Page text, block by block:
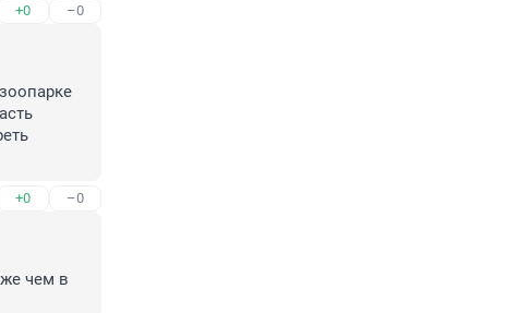
+0 –0
+0 –0
чем в